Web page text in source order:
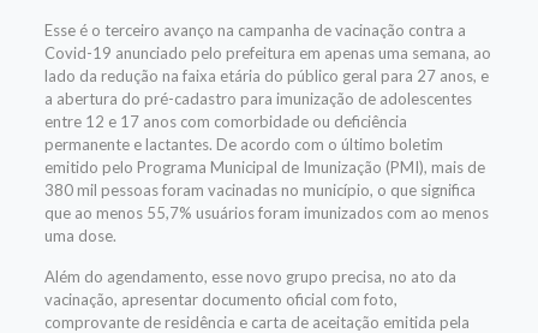
Esse é o terceiro avanço na campanha de vacinação contra a
Covid-19 anunciado pelo prefeitura em apenas uma semana, ao
lado da redução na faixa etária do público geral para 27 anos, e
a abertura do pré-cadastro para imunização de adolescentes
entre 12 e 17 anos com comorbidade ou deficiência
permanente e lactantes. De acordo com o último boletim
emitido pelo Programa Municipal de Imunização (PMI), mais de
380 mil pessoas foram vacinadas no município, o que significa
que ao menos 55,7% usuários foram imunizados com ao menos
uma dose.
Além do agendamento, esse novo grupo precisa, no ato da
vacinação, apresentar documento oficial com foto,
comprovante de residência e carta de aceitação emitida pela